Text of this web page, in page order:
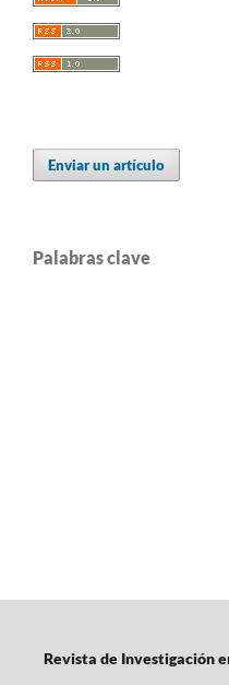
Enviar un artículo
Palabras clave
Revista de Investigación